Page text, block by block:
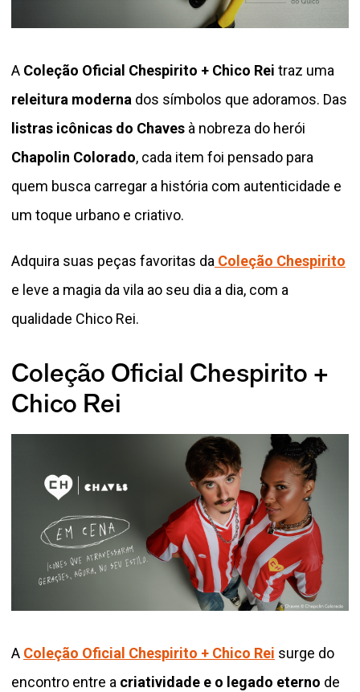
A Coleção Oficial Chespirito + Chico Rei traz uma
releitura moderna dos símbolos que adoramos. Das
listras icônicas do Chaves à nobreza do herói
Chapolin Colorado, cada item foi pensado para
quem busca carregar a história com autenticidade e
um toque urbano e criativo.
Adquira suas peças favoritas da Coleção Chespirito
e leve a magia da vila ao seu dia a dia, com a
qualidade Chico Rei.
Coleção Oficial Chespirito +
Chico Rei
A Coleção Oficial Chespirito + Chico Rei surge do
encontro entre a criatividade e o legado eterno de